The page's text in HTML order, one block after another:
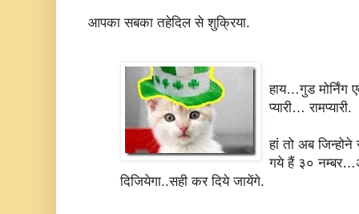
आपका सबका तहेदिल से शुक्रिया.
हाय…गुड मोर्निंग
प्यारी… रामप्यारी.
हां तो अब
गये हैं ३०
दिजियेगा..सही कर दिये जायेंगे.